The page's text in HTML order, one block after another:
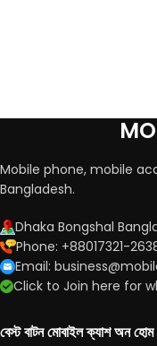
Mobile phone, mobile
Bangladesh.
Dhaka Bongshal
Phone: +88017321-
Email:
Click to Join here for
বেস্ট বাটন মোবাইল ক্যাশ অন হোম